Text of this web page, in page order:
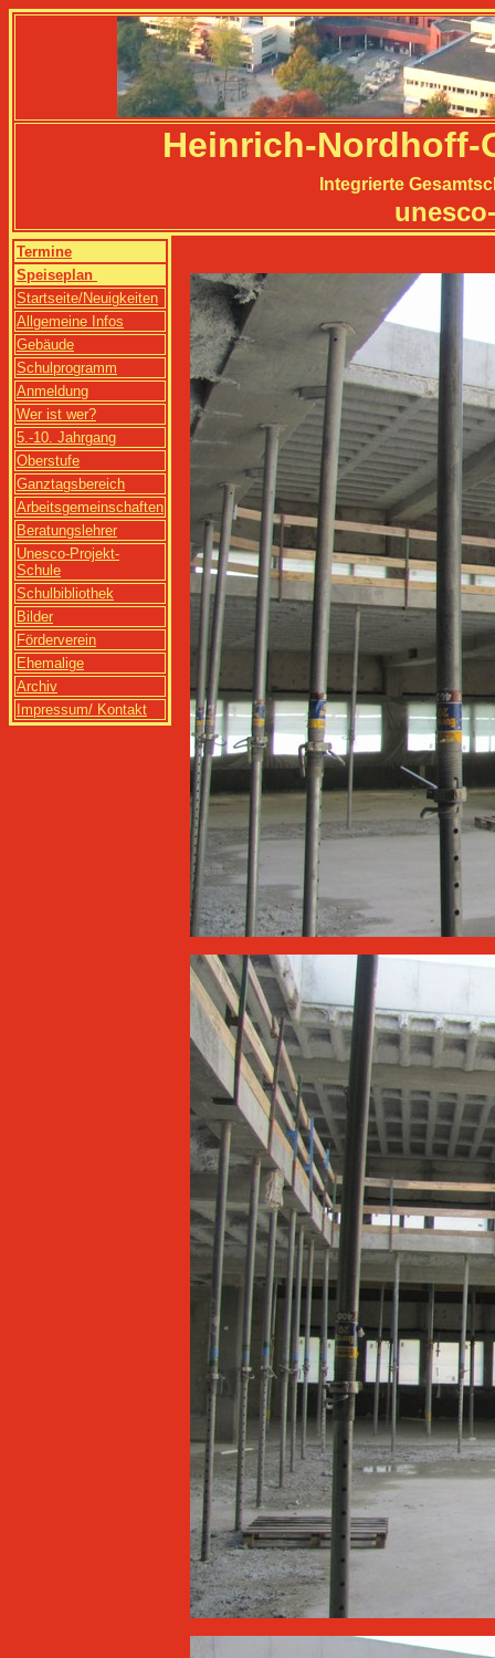
Heinrich-Nordhoff-
Integrierte
Termine
Speiseplan
Startseite/Neuigkeiten
Allgemeine Infos
Gebäude
Schulprogramm
Anmeldung
Wer ist wer?
5.-10. Jahrgang
Oberstufe
Ganztagsbereich
Arbeitsgemeinschaften
Beratungslehrer
Unesco-Projekt-
Schule
Schulbibliothek
Bilder
Förderverein
Ehemalige
Archiv
Impressum/ Kontakt